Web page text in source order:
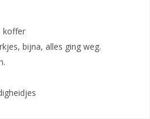
koffer
bijna, alles ging weg.